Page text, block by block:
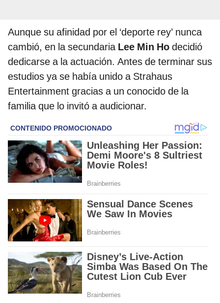
Aunque su afinidad por el ‘deporte rey’ nunca
cambió, en la secundaria Lee Min Ho decidió
dedicarse a la actuación. Antes de terminar sus
estudios ya se había unido a Strahaus
Entertainment gracias a un conocido de la
familia que lo invitó a audicionar.